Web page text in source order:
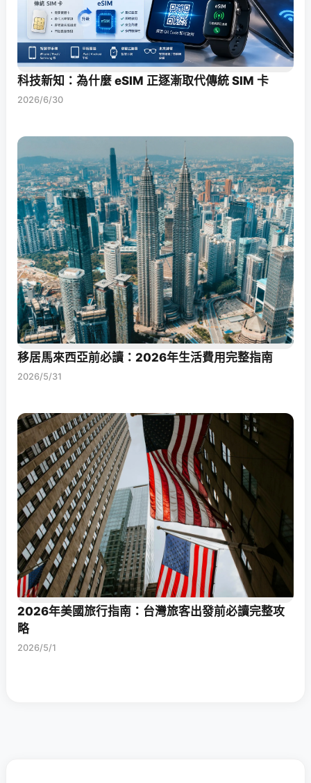
科技新知：為什麼 eSIM 正逐漸取代傳統 SIM 卡
2026/6/30
移居馬來西亞前必讀：2026年生活費用完整指南
2026/5/31
2026年美國旅行指南：台灣旅客出發前必讀完整攻
略
2026/5/1